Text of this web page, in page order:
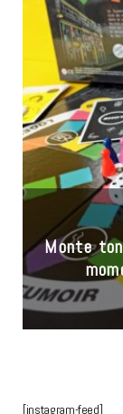
Monte
[instagram-feed]